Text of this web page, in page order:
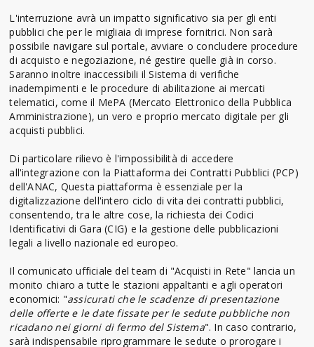
L'interruzione avrà un impatto significativo sia per gli enti
pubblici che per le migliaia di imprese fornitrici. Non sarà
possibile navigare sul portale, avviare o concludere procedure
di acquisto e negoziazione, né gestire quelle già in corso.
Saranno inoltre inaccessibili il Sistema di verifiche
inadempimenti e le procedure di abilitazione ai mercati
telematici, come il MePA (Mercato Elettronico della Pubblica
Amministrazione), un vero e proprio mercato digitale per gli
acquisti pubblici.
Di particolare rilievo è l'impossibilità di accedere
all'integrazione con la Piattaforma dei Contratti Pubblici (PCP)
dell'ANAC, Questa piattaforma è essenziale per la
digitalizzazione dell'intero ciclo di vita dei contratti pubblici,
consentendo, tra le altre cose, la richiesta dei Codici
Identificativi di Gara (CIG) e la gestione delle pubblicazioni
legali a livello nazionale ed europeo.
Il comunicato ufficiale del team di "Acquisti in Rete" lancia un
monito chiaro a tutte le stazioni appaltanti e agli operatori
economici: "assicurati che le scadenze di presentazione
delle offerte e le date fissate per le sedute pubbliche non
ricadano nei giorni di fermo del Sistema". In caso contrario,
sarà indispensabile riprogrammare le sedute o prorogare i